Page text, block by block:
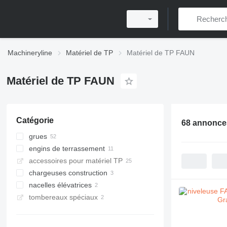
Machineryline Matériel de TP Matériel de TP FAUN
Matériel de TP FAUN
Catégorie
grues
grues tout-terrain
grues mobiles
grues à tour à montage automatisé
engins de terrassement
niveleuses
accessoires pour matériel TP
chargeuses construction
chargeuses sur pneus
nacelles élévatrices
camions nacelles
tombereaux spéciaux
68